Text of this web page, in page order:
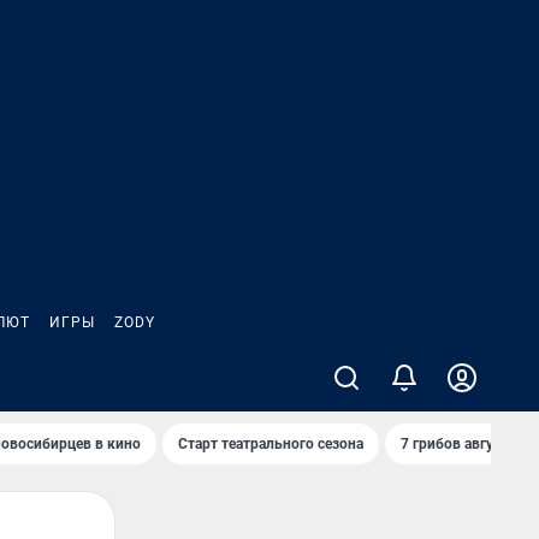
ИГРЫ ZODY
в кино Старт театрального сезона 7 грибов августа